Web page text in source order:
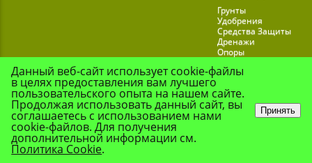
Грунты
Удобрения
Средства Защиты
Дренажи
Опоры
Подставки для Цветов
Данный веб-сайт использует cookie-файлы
в целях предоставления вам лучшего
пользовательского опыта на нашем сайте.
Продолжая использовать данный сайт, вы
соглашаетесь с использованием нами
cookie-файлов. Для получения
дополнительной информации см.
Политика Cookie.
Принять